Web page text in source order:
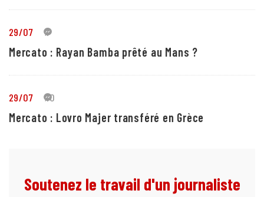
29/07 1
Mercato : Rayan Bamba prêté au Mans ?
29/07 10
Mercato : Lovro Majer transféré en Grèce
Soutenez le travail d'un journaliste